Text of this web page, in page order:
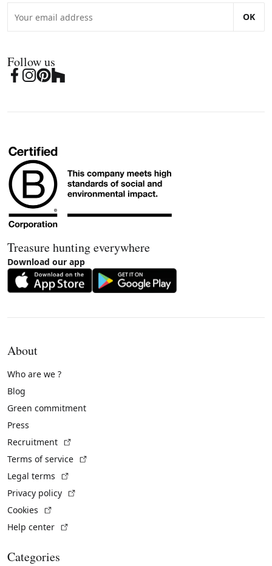
OK
Follow us
Treasure hunting everywhere
Download our app
About
Who are we ?
Blog
Green commitment
Press
Recruitment
Terms of service
Legal terms
Privacy policy
Cookies
Help center
Categories